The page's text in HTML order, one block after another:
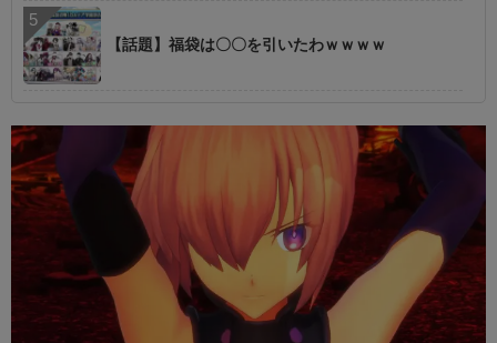
【話題】福袋は〇〇を引いたわｗｗｗｗ